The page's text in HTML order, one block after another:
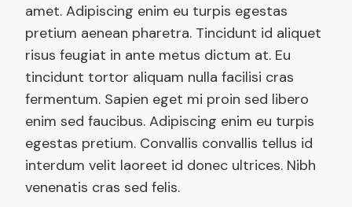
amet. Adipiscing enim eu turpis egestas
pretium aenean pharetra. Tincidunt id aliquet
risus feugiat in ante metus dictum at. Eu
tincidunt tortor aliquam nulla facilisi cras
fermentum. Sapien eget mi proin sed libero
enim sed faucibus. Adipiscing enim eu turpis
egestas pretium. Convallis convallis tellus id
interdum velit laoreet id donec ultrices. Nibh
venenatis cras sed felis.